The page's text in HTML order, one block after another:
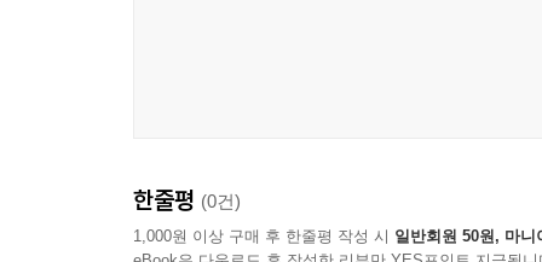
한줄평 (0건)
1,000원 이상 구매 후 한줄평 작성 시 일반회원 50원, 마니